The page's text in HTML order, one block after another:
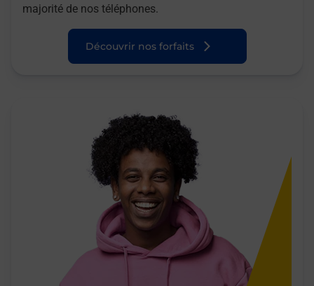
majorité de nos téléphones.
Découvrir nos forfaits